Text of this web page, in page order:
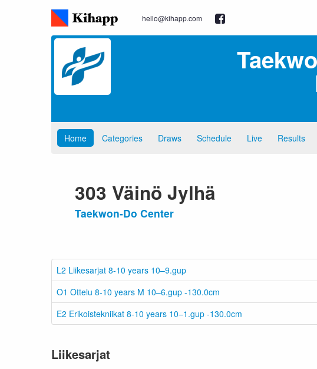
hello@kihapp.com
Home Categories Draws Schedule Live Results
303 Väinö Jylhä
Taekwon-Do Center
L2 Liikesarjat 8-10 years 10–9.gup
O1 Ottelu 8-10 years M 10–6.gup -130.0cm
E2 Erikoistekniikat 8-10 years 10–1.gup -130.0cm
Liikesarjat